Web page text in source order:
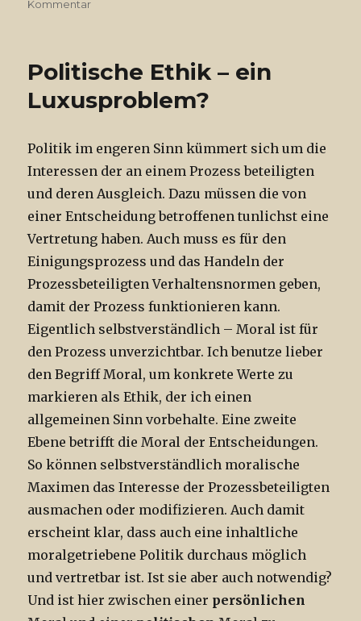
Kommentarzu
Megatrends
Politische Ethik – ein
Luxusproblem?
Politik im engeren Sinn kümmert sich um die
Interessen der an einem Prozess beteiligten
und deren Ausgleich. Dazu müssen die von
einer Entscheidung betroffenen tunlichst eine
Vertretung haben. Auch muss es für den
Einigungsprozess und das Handeln der
Prozessbeteiligten Verhaltensnormen geben,
damit der Prozess funktionieren kann.
Eigentlich selbstverständlich – Moral ist für
den Prozess unverzichtbar. Ich benutze lieber
den Begriff Moral, um konkrete Werte zu
markieren als Ethik, der ich einen
allgemeinen Sinn vorbehalte. Eine zweite
Ebene betrifft die Moral der Entscheidungen.
So können selbstverständlich moralische
Maximen das Interesse der Prozessbeteiligten
ausmachen oder modifizieren. Auch damit
erscheint klar, dass auch eine inhaltliche
moralgetriebene Politik durchaus möglich
und vertretbar ist. Ist sie aber auch notwendig?
Und ist hier zwischen einer persönlichen